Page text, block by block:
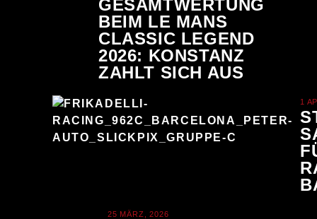
GESAMTWERTUNG
BEIM LE MANS
CLASSIC LEGEND
2026: KONSTANZ
ZAHLT SICH AUS
1
25 MÄRZ, 2026